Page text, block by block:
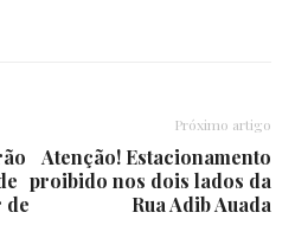
de
Próximo artigo
Atenção! Estacionamento
proibido nos dois lados da
Rua Adib Auada